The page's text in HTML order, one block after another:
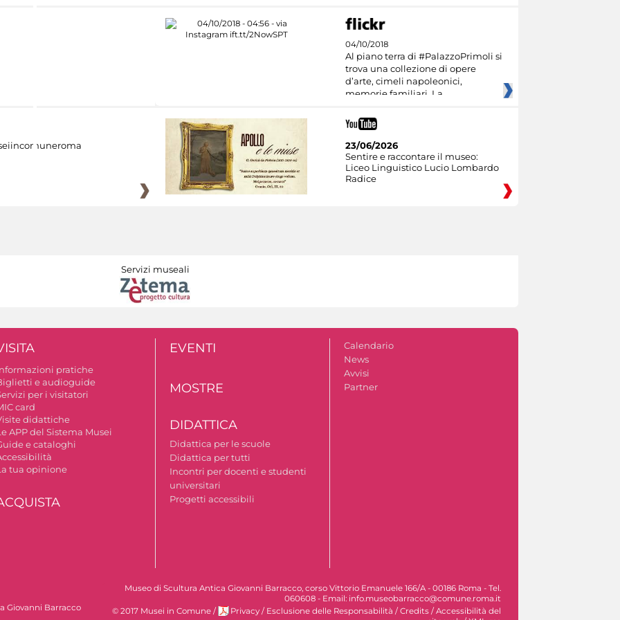
04/10/2018
Al piano terra di #PalazzoPrimoli si
trova una collezione di opere
d’arte, cimeli napoleonici,
memorie familiari. La
23/06/2026
Sentire e raccontare il museo:
Liceo Linguistico Lucio Lombardo
Radice
Servizi museali
pratiche
e audioguide
per i visitatori
card
didattiche
APP del Sistema Musei
e cataloghi
tua opinione
EVENTI
MOSTRE
DIDATTICA
Didattica per le scuole
Didattica per tutti
Incontri per docenti e studenti
universitari
Progetti accessibili
Calendario
News
Avvisi
Partner
Giovanni Barracco
Museo di Scultura Antica Giovanni Barracco, corso Vittorio Emanuele 166/A - 00186 Roma - Tel.
060608 - Email: info.museobarracco@comune.roma.it
© 2017 Musei in Comune / Privacy / Esclusione delle Responsabilità /Credits /Accessibilità del